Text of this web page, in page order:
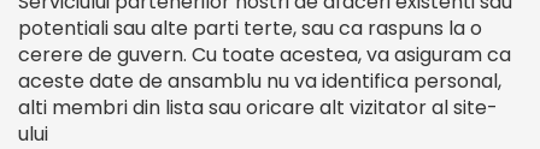
potentiali sau alte parti terte, sau ca raspuns la o
cerere de guvern. Cu toate acestea, va asiguram ca
aceste date de ansamblu nu va identifica personal,
alti membri din lista sau oricare alt vizitator al site-
ului